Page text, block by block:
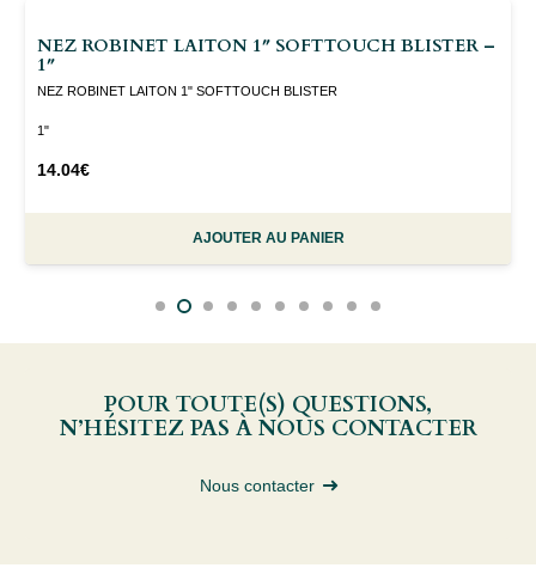
NEZ ROBINET LAITON 1″ SOFTTOUCH BLISTER –
1″
NEZ ROBINET LAITON 1" SOFTTOUCH BLISTER
1"
14.04€
AJOUTER AU PANIER
POUR TOUTE(S) QUESTIONS,
N’HÉSITEZ PAS À NOUS CONTACTER
Nous contacter